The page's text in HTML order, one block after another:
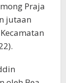
Praja
jutaan